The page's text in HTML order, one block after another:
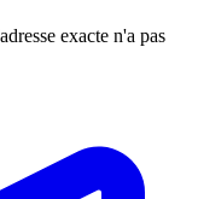
exacte n'a pas